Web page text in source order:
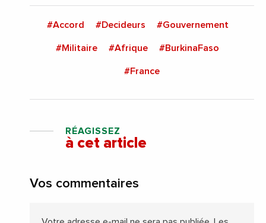
#Accord #Decideurs #Gouvernement
#Militaire #Afrique #BurkinaFaso
#France
RÉAGISSEZ
à cet article
Vos commentaires